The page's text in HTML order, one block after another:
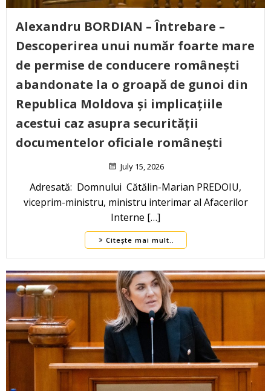
Alexandru BORDIAN – Întrebare –
Descoperirea unui număr foarte mare
de permise de conducere românești
abandonate la o groapă de gunoi din
Republica Moldova și implicațiile
acestui caz asupra securității
documentelor oficiale românești
July 15, 2026
Adresată: Domnului Cătălin-Marian PREDOIU,
viceprim-ministru, ministru interimar al Afacerilor
Interne […]
Citește mai mult..